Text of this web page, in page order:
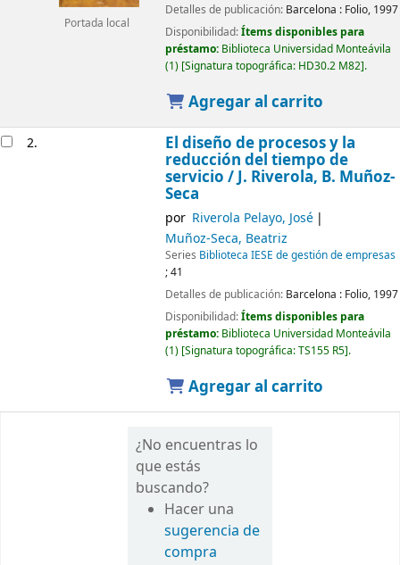
Portada local
Detalles de publicación: Barcelona : Folio, 1997
Disponibilidad:Ítems disponibles para
préstamo: Biblioteca Universidad Monteávila
(1) Signatura topográfica: HD30.2 M82 .
Agregar al carrito
2. El diseño de procesos y la
reducción del tiempo de
servicio /J. Riverola, B. Muñoz-
Seca
por Riverola Pelayo, José
Muñoz-Seca, Beatriz
Series Biblioteca IESE de gestión de empresas
; 41
Detalles de publicación: Barcelona : Folio, 1997
Disponibilidad:Ítems disponibles para
préstamo: Biblioteca Universidad Monteávila
(1) Signatura topográfica:TS155 R5 .
Agregar al carrito
¿No encuentras lo
que estás
buscando?
Hacer una
sugerencia de
compra